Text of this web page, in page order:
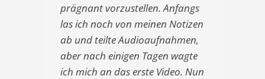
prägnant vorzustellen. Anfangs
las ich noch von meinen Notizen
ab und teilte Audioaufnahmen,
aber nach einigen Tagen wagte
ich mich an das erste Video. Nun